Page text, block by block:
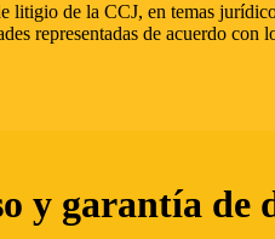
litigio de la CCJ, en temas
representadas de acuerdo
y garantía de